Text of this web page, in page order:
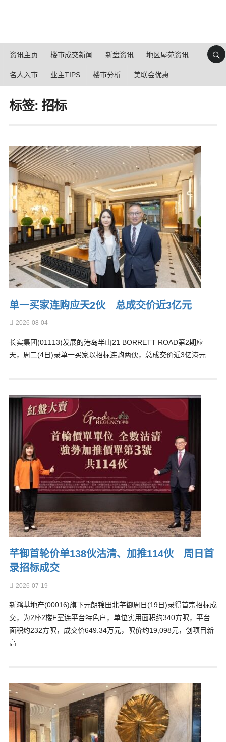
资讯主页 楼市成交新闻 新盘资讯 地区屋苑资讯
名人入市 业主TIPS 楼市分析 美联会优惠
标签: 招标
单一买家连购应天2伙 总成交价近3亿元
2026-08-04
长实集团(01113)发展的港岛半山21 BORRETT ROAD第2期应
天，周二(4日)录单一买家以招标连购两伙，总成交价近3亿港元…
芊御首轮价单138伙沽清、加推114伙 周日首
录招标成交
2026-07-19
新鸿基地产(00016)旗下元朗锦田北芊御周日(19日)录得首宗招标成
交，为2座2楼F室连平台特色户，单位实用面积约340方呎，平台
面积约232方呎，成交价649.34万元，呎价约19,098元，创项目新
高…